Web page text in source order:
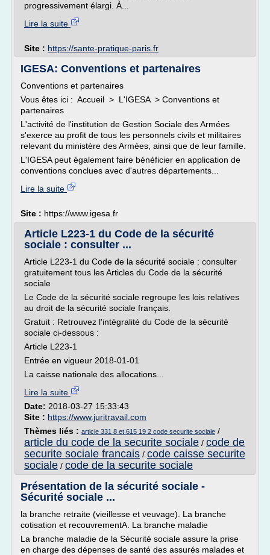
progressivement élargi. À...
Lire la suite
Site : https://sante-pratique-paris.fr
IGESA: Conventions et partenaires
Conventions et partenaires
Vous êtes ici : Accueil > L'IGESA > Conventions et
partenaires
L'activité de l'institution de Gestion Sociale des Armées
s'exerce au profit de tous les personnels civils et militaires
relevant du ministère des Armées, ainsi que de leur famille.
L'IGESA peut également faire bénéficier en application de
conventions conclues avec d'autres départements...
Lire la suite
Site : https://www.igesa.fr
Article L223-1 du Code de la sécurité
sociale : consulter ...
Article L223-1 du Code de la sécurité sociale : consulter
gratuitement tous les Articles du Code de la sécurité
sociale
Le Code de la sécurité sociale regroupe les lois relatives
au droit de la sécurité sociale français.
Gratuit : Retrouvez l'intégralité du Code de la sécurité
sociale ci-dessous :
Article L223-1
Entrée en vigueur 2018-01-01
La caisse nationale des allocations...
Lire la suite
Date: 2018-03-27 15:33:43
Site : https://www.juritravail.com
Thèmes liés : article 331 8 et 615 19 2 code securite sociale /
article du code de la securite sociale / code de
securite sociale francais / code caisse securite
sociale / code de la securite sociale
Présentation de la sécurité sociale -
Sécurité sociale ...
la branche retraite (vieillesse et veuvage). La branche
cotisation et recouvrementA. La branche maladie
La branche maladie de la Sécurité sociale assure la prise
en charge des dépenses de santé des assurés malades et